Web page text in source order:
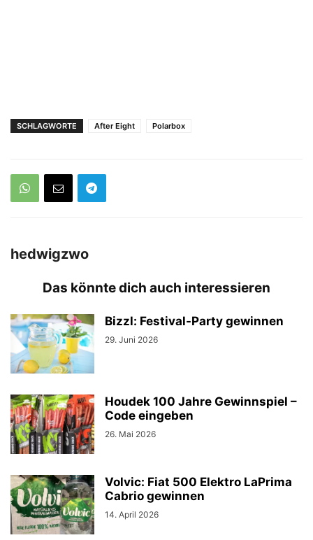
SCHLAGWORTE After Eight Polarbox
hedwigzwo
Das könnte dich auch interessieren
Bizzl: Festival-Party gewinnen
29. Juni 2026
Houdek 100 Jahre Gewinnspiel –
Code eingeben
26. Mai 2026
Volvic: Fiat 500 Elektro LaPrima
Cabrio gewinnen
14. April 2026